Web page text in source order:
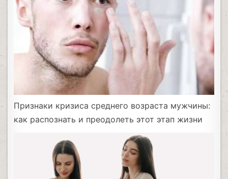
Признаки кризиса среднего возраста мужчины:
как распознать и преодолеть этот этап жизни